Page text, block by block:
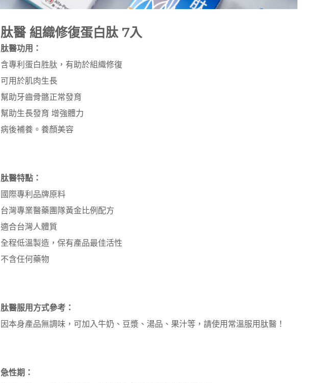
肽醫 組織修復蛋白肽 7入
肽醫功用：
含專利蛋白胜肽，有助於組織修復
可用於肌肉生長
幫助牙齒骨骼正常發育
幫助生長發育 增強體力
病後補養。養顏美容
肽醫特點：
國際專利品牌原料
台灣專業醫藥團隊黃金比例配方
適合台灣人體質
全程低溫製造，保有產品最佳活性
不含任何藥物
肽醫服用方式參考：
因本身產品無調味，可加入牛奶、豆漿、湯品、果汁等，請使用常溫服用肽醫！
急性期：